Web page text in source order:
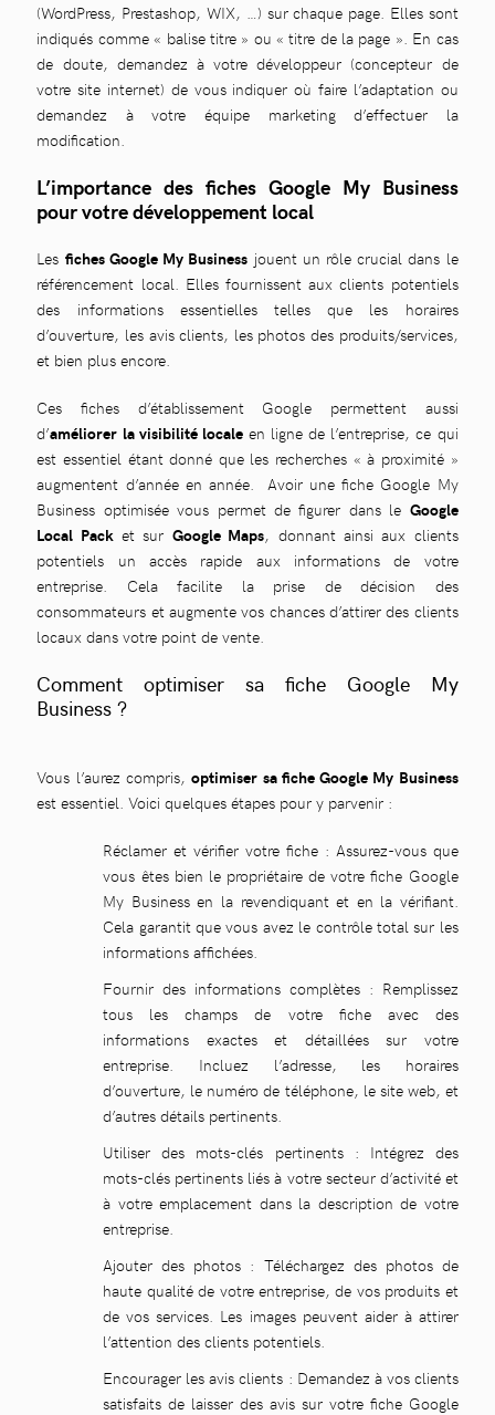
(WordPress, Prestashop, WIX, …) sur chaque page. Elles sont
indiqués comme « balise titre » ou « titre de la page ». En cas
de doute, demandez à votre développeur (concepteur de
votre site internet) de vous indiquer où faire l’adaptation ou
demandez à votre équipe marketing d’effectuer la
modification.
L’importance des fiches Google My Business
pour votre développement local
Les fiches Google My Business jouent un rôle crucial dans le
référencement local. Elles fournissent aux clients potentiels
des informations essentielles telles que les horaires
d’ouverture, les avis clients, les photos des produits/services,
et bien plus encore.
Ces fiches d’établissement Google permettent aussi
d’améliorer la visibilité localeen ligne de l’entreprise, ce qui
est essentiel étant donné que les recherches « à proximité »
augmentent d’année en année. Avoir une fiche Google My
Business optimisée vous permet de figurer dans le Google
Local Packet sur Google Maps, donnant ainsi aux clients
potentiels un accès rapide aux informations de votre
entreprise. Cela facilite la prise de décision des
consommateurs et augmente vos chances d’attirer des clients
locaux dans votre point de vente.
Comment optimiser sa fiche Google My
Business ?
Vous l’aurez compris,optimiser sa fiche Google My Business
est essentiel. Voici quelques étapes pour y parvenir :
Réclamer et vérifier votre fiche : Assurez-vous que
vous êtes bien le propriétaire de votre fiche Google
My Business en la revendiquant et en la vérifiant.
Cela garantit que vous avez le contrôle total sur les
informations affichées.
Fournir des informations complètes : Remplissez
tous les champs de votre fiche avec des
informations exactes et détaillées sur votre
entreprise. Incluez l’adresse, les horaires
d’ouverture, le numéro de téléphone, le site web, et
d’autres détails pertinents.
Utiliser des mots-clés pertinents : Intégrez des
mots-clés pertinents liés à votre secteur d’activité et
à votre emplacement dans la description de votre
entreprise.
Ajouter des photos : Téléchargez des photos de
haute qualité de votre entreprise, de vos produits et
de vos services. Les images peuvent aider à attirer
l’attention des clients potentiels.
Encourager les avis clients : Demandez à vos clients
satisfaits de laisser des avis sur votre fiche Google